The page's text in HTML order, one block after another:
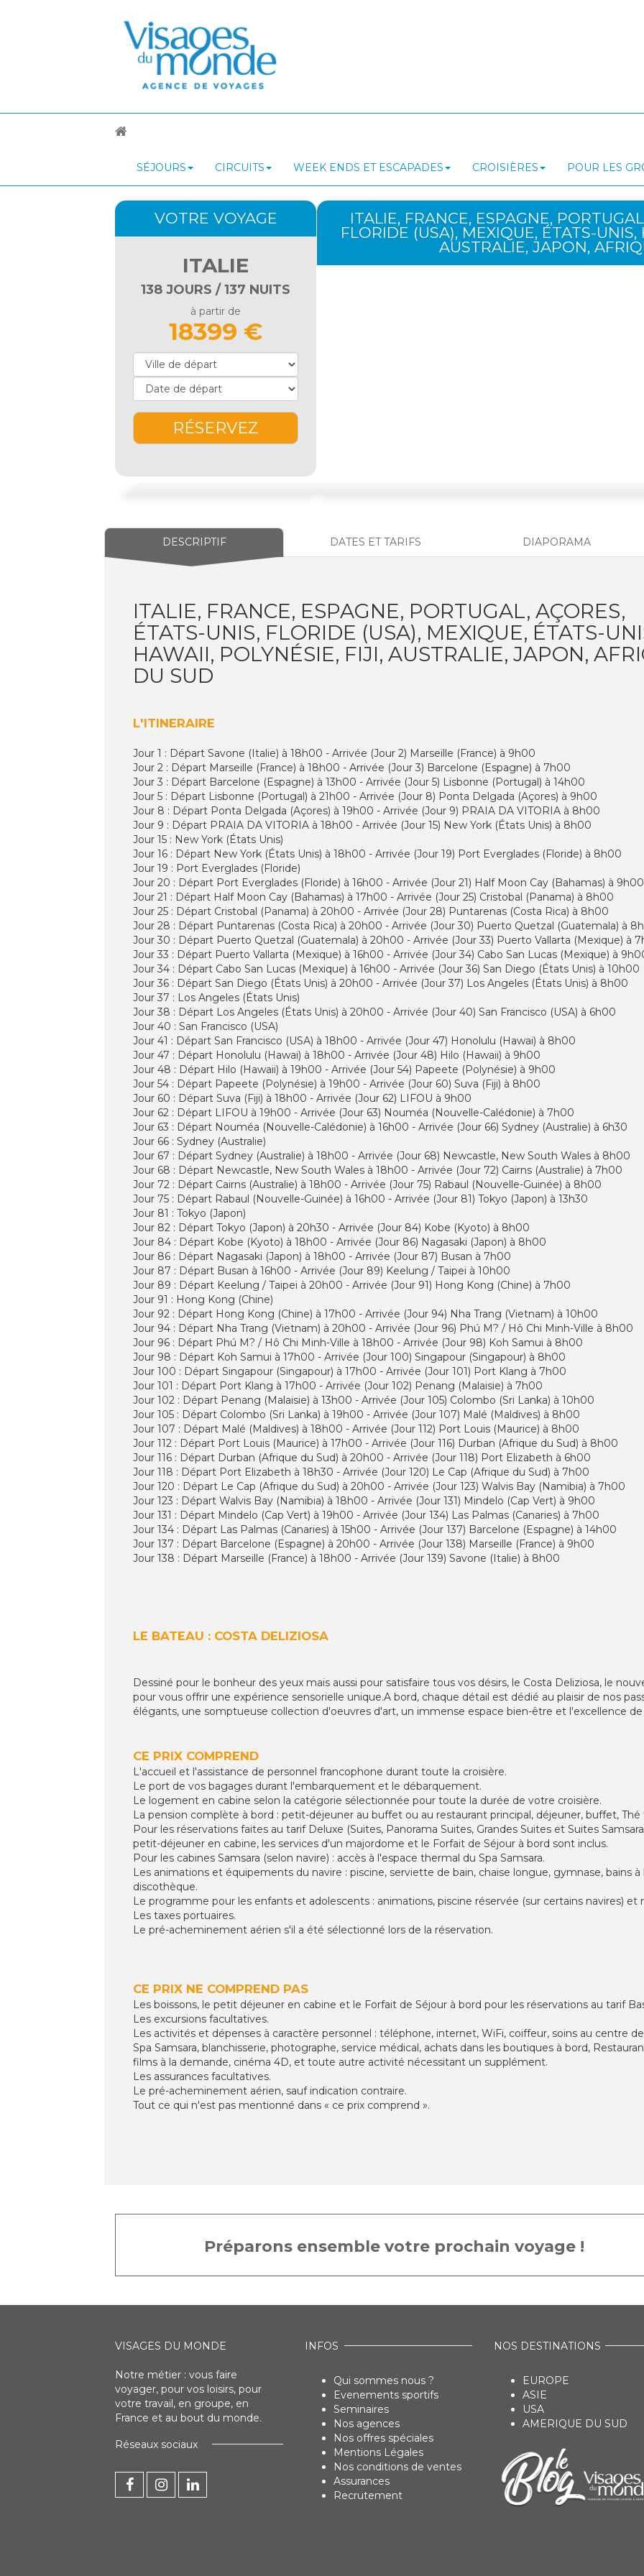
SÉJOURS CIRCUITS WEEK ENDS ET ESCAPADES CROISIÈRES POUR LES
ITALIE, FRANCE, ESPAGNE,
FLORIDE (USA), MEXIQUE, ÉTATS-UNIS,
AUSTRALIE, JAPON,
VOTRE VOYAGE
ITALIE
138 JOURS / 137 NUITS
à partir de
18399 €
RÉSERVEZ
DESCRIPTIF DATES ET TARIFS DIAPORAMA
ITALIE, FRANCE, ESPAGNE, PORTUGAL, AÇORES,
ÉTATS-UNIS, FLORIDE (USA), MEXIQUE, ÉTATS-
HAWAII, POLYNÉSIE, FIJI, AUSTRALIE, JAPON,
DU SUD
L'ITINERAIRE
Jour 1 : Départ Savone (Italie) à 18h00 - Arrivée (Jour 2) Marseille (France) à 9h00
Jour 2 : Départ Marseille (France) à 18h00 - Arrivée (Jour 3) Barcelone (Espagne) à 7h00
Jour 3 : Départ Barcelone (Espagne) à 13h00 - Arrivée (Jour 5) Lisbonne (Portugal) à 14h00
Jour 5 : Départ Lisbonne (Portugal) à 21h00 - Arrivée (Jour 8) Ponta Delgada (Açores) à 9h00
Jour 8 : Départ Ponta Delgada (Açores) à 19h00 - Arrivée (Jour 9) PRAIA DA VITORIA à 8h00
Jour 9 : Départ PRAIA DA VITORIA à 18h00 - Arrivée (Jour 15) New York (États Unis) à 8h00
Jour 15 : New York (États Unis)
Jour 16 : Départ New York (États Unis) à 18h00 - Arrivée (Jour 19) Port Everglades (Floride) à 8h00
Jour 19 : Port Everglades (Floride)
Jour 20 : Départ Port Everglades (Floride) à 16h00 - Arrivée (Jour 21) Half Moon Cay (Bahamas) à 9h00
Jour 21 : Départ Half Moon Cay (Bahamas) à 17h00 - Arrivée (Jour 25) Cristobal (Panama) à 8h00
Jour 25 : Départ Cristobal (Panama) à 20h00 - Arrivée (Jour 28) Puntarenas (Costa Rica) à 8h00
Jour 28 : Départ Puntarenas (Costa Rica) à 20h00 - Arrivée (Jour 30) Puerto Quetzal (Guatemala) à
Jour 30 : Départ Puerto Quetzal (Guatemala) à 20h00 - Arrivée (Jour 33) Puerto Vallarta (Mexique) à
Jour 33 : Départ Puerto Vallarta (Mexique) à 16h00 - Arrivée (Jour 34) Cabo San Lucas (Mexique) à
Jour 34 : Départ Cabo San Lucas (Mexique) à 16h00 - Arrivée (Jour 36) San Diego (États Unis) à 10h00
Jour 36 : Départ San Diego (États Unis) à 20h00 - Arrivée (Jour 37) Los Angeles (États Unis) à 8h00
Jour 37 : Los Angeles (États Unis)
Jour 38 : Départ Los Angeles (États Unis) à 20h00 - Arrivée (Jour 40) San Francisco (USA) à 6h00
Jour 40 : San Francisco (USA)
Jour 41 : Départ San Francisco (USA) à 18h00 - Arrivée (Jour 47) Honolulu (Hawai) à 8h00
Jour 47 : Départ Honolulu (Hawai) à 18h00 - Arrivée (Jour 48) Hilo (Hawaii) à 9h00
Jour 48 : Départ Hilo (Hawaii) à 19h00 - Arrivée (Jour 54) Papeete (Polynésie) à 9h00
Jour 54 : Départ Papeete (Polynésie) à 19h00 - Arrivée (Jour 60) Suva (Fiji) à 8h00
Jour 60 : Départ Suva (Fiji) à 18h00 - Arrivée (Jour 62) LIFOU à 9h00
Jour 62 : Départ LIFOU à 19h00 - Arrivée (Jour 63) Nouméa (Nouvelle-Calédonie) à 7h00
Jour 63 : Départ Nouméa (Nouvelle-Calédonie) à 16h00 - Arrivée (Jour 66) Sydney (Australie) à 6h30
Jour 66 : Sydney (Australie)
Jour 67 : Départ Sydney (Australie) à 18h00 - Arrivée (Jour 68) Newcastle, New South Wales à 8h00
Jour 68 : Départ Newcastle, New South Wales à 18h00 - Arrivée (Jour 72) Cairns (Australie) à 7h00
Jour 72 : Départ Cairns (Australie) à 18h00 - Arrivée (Jour 75) Rabaul (Nouvelle-Guinée) à 8h00
Jour 75 : Départ Rabaul (Nouvelle-Guinée) à 16h00 - Arrivée (Jour 81) Tokyo (Japon) à 13h30
Jour 81 : Tokyo (Japon)
Jour 82 : Départ Tokyo (Japon) à 20h30 - Arrivée (Jour 84) Kobe (Kyoto) à 8h00
Jour 84 : Départ Kobe (Kyoto) à 18h00 - Arrivée (Jour 86) Nagasaki (Japon) à 8h00
Jour 86 : Départ Nagasaki (Japon) à 18h00 - Arrivée (Jour 87) Busan à 7h00
Jour 87 : Départ Busan à 16h00 - Arrivée (Jour 89) Keelung / Taipei à 10h00
Jour 89 : Départ Keelung / Taipei à 20h00 - Arrivée (Jour 91) Hong Kong (Chine) à 7h00
Jour 91 : Hong Kong (Chine)
Jour 92 : Départ Hong Kong (Chine) à 17h00 - Arrivée (Jour 94) Nha Trang (Vietnam) à 10h00
Jour 94 : Départ Nha Trang (Vietnam) à 20h00 - Arrivée (Jour 96) Phú M? / Hô Chi Minh-Ville à 8h00
Jour 96 : Départ Phú M? / Hô Chi Minh-Ville à 18h00 - Arrivée (Jour 98) Koh Samui à 8h00
Jour 98 : Départ Koh Samui à 17h00 - Arrivée (Jour 100) Singapour (Singapour) à 8h00
Jour 100 : Départ Singapour (Singapour) à 17h00 - Arrivée (Jour 101) Port Klang à 7h00
Jour 101 : Départ Port Klang à 17h00 - Arrivée (Jour 102) Penang (Malaisie) à 7h00
Jour 102 : Départ Penang (Malaisie) à 13h00 - Arrivée (Jour 105) Colombo (Sri Lanka) à 10h00
Jour 105 : Départ Colombo (Sri Lanka) à 19h00 - Arrivée (Jour 107) Malé (Maldives) à 8h00
Jour 107 : Départ Malé (Maldives) à 18h00 - Arrivée (Jour 112) Port Louis (Maurice) à 8h00
Jour 112 : Départ Port Louis (Maurice) à 17h00 - Arrivée (Jour 116) Durban (Afrique du Sud) à 8h00
Jour 116 : Départ Durban (Afrique du Sud) à 20h00 - Arrivée (Jour 118) Port Elizabeth à 6h00
Jour 118 : Départ Port Elizabeth à 18h30 - Arrivée (Jour 120) Le Cap (Afrique du Sud) à 7h00
Jour 120 : Départ Le Cap (Afrique du Sud) à 20h00 - Arrivée (Jour 123) Walvis Bay (Namibia) à 7h00
Jour 123 : Départ Walvis Bay (Namibia) à 18h00 - Arrivée (Jour 131) Mindelo (Cap Vert) à 9h00
Jour 131 : Départ Mindelo (Cap Vert) à 19h00 - Arrivée (Jour 134) Las Palmas (Canaries) à 7h00
Jour 134 : Départ Las Palmas (Canaries) à 15h00 - Arrivée (Jour 137) Barcelone (Espagne) à 14h00
Jour 137 : Départ Barcelone (Espagne) à 20h00 - Arrivée (Jour 138) Marseille (France) à 9h00
Jour 138 : Départ Marseille (France) à 18h00 - Arrivée (Jour 139) Savone (Italie) à 8h00
LE BATEAU : COSTA DELIZIOSA
Dessiné pour le bonheur des yeux mais aussi pour satisfaire tous vos désirs, le Costa Deliziosa, le
pour vous offrir une expérience sensorielle unique.A bord, chaque détail est dédié au plaisir de nos
élégants, une somptueuse collection d'oeuvres d'art, un immense espace bien-être et l'excellence de
CE PRIX COMPREND
L'accueil et l'assistance de personnel francophone durant toute la croisière.
Le port de vos bagages durant l'embarquement et le débarquement.
Le logement en cabine selon la catégorie sélectionnée pour toute la durée de votre croisière.
La pension complète à bord : petit-déjeuner au buffet ou au restaurant principal, déjeuner, buffet, Thé
Pour les réservations faites au tarif Deluxe (Suites, Panorama Suites, Grandes Suites et Suites
petit-déjeuner en cabine, les services d'un majordome et le Forfait de Séjour à bord sont inclus.
Pour les cabines Samsara (selon navire) : accès à l'espace thermal du Spa Samsara.
Les animations et équipements du navire : piscine, serviette de bain, chaise longue, gymnase, bains
discothèque.
Le programme pour les enfants et adolescents : animations, piscine réservée (sur certains navires) et
Les taxes portuaires.
Le pré-acheminement aérien s'il a été sélectionné lors de la réservation.
CE PRIX NE COMPREND PAS
Les boissons, le petit déjeuner en cabine et le Forfait de Séjour à bord pour les réservations au tarif
Les excursions facultatives.
Les activités et dépenses à caractère personnel : téléphone, internet, WiFi, coiffeur, soins au centre
Spa Samsara, blanchisserie, photographe, service médical, achats dans les boutiques à bord,
films à la demande, cinéma 4D, et toute autre activité nécessitant un supplément.
Les assurances facultatives.
Le pré-acheminement aérien, sauf indication contraire.
Tout ce qui n'est pas mentionné dans « ce prix comprend ».
Préparons ensemble votre prochain voyage !
VISAGES DU MONDE
Notre métier : vous faire
voyager, pour vos loisirs, pour
votre travail, en groupe, en
France et au bout du monde.
Réseaux sociaux
INFOS
Qui sommes nous ?
Evenements sportifs
Seminaires
Nos agences
Nos offres spéciales
Mentions Légales
Nos conditions de ventes
Assurances
Recrutement
NOS DESTINATIONS
EUROPE
ASIE
USA
AMERIQUE DU SUD